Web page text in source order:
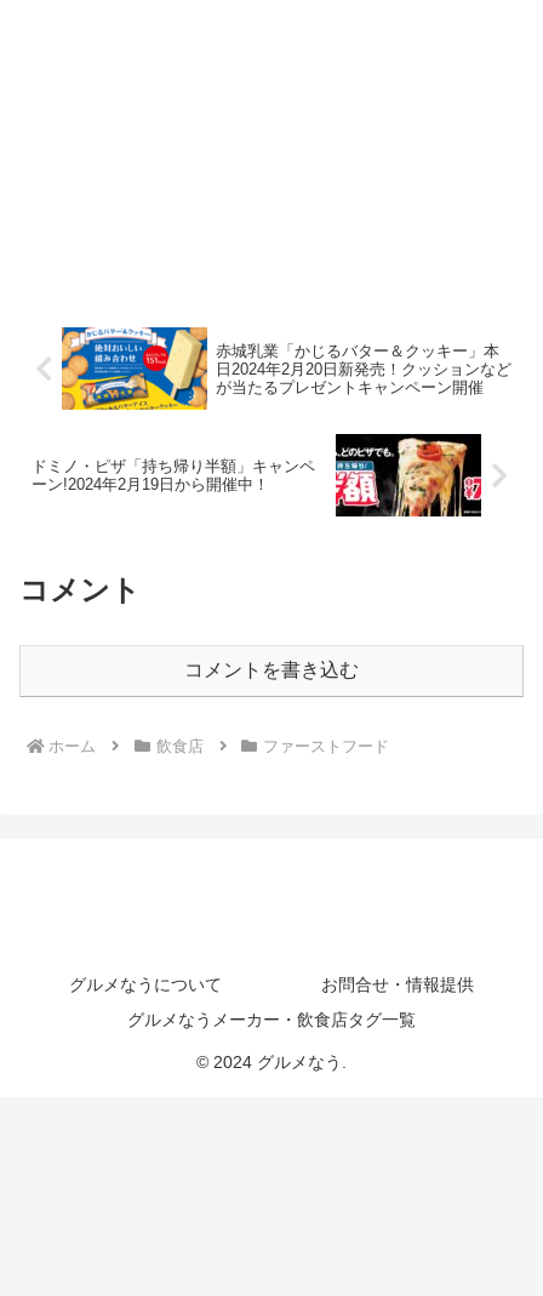
赤城乳業「かじるバター＆クッキー」本
日2024年2月20日新発売！クッションなど
が当たるプレゼントキャンペーン開催
ドミノ・ピザ「持ち帰り半額」キャンペ
ーン!2024年2月19日から開催中！
コメント
コメントを書き込む
ホーム 飲食店 ファーストフード
グルメなうについて
お問合せ・情報提供
グルメなうメーカー・飲食店タグ一覧
© 2024 グルメなう.